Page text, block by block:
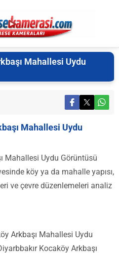
Mahallesi Uydu
Mahallesi Uydu
Mahallesi Uydu Görüntüsü
köy ya da mahalle yapısı,
ve çevre düzenlemeleri analiz
Arkbaşı Mahallesi Uydu
Kocaköy Arkbaşı